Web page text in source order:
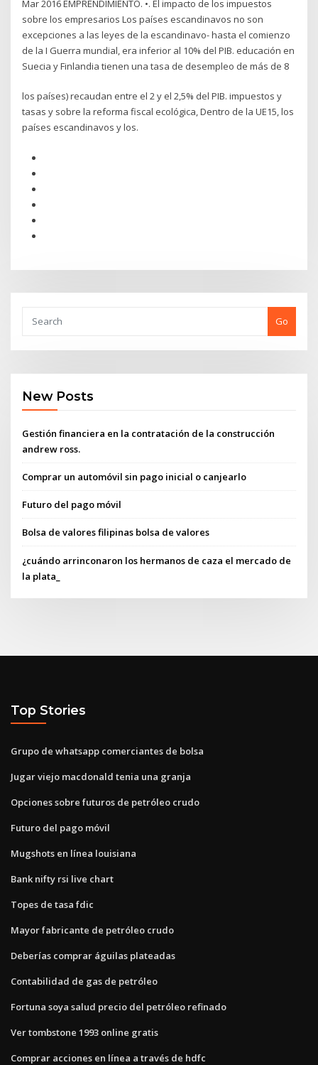
Mar 2016 EMPRENDIMIENTO. •. El impacto de los impuestos
sobre los empresarios Los países escandinavos no son
excepciones a las leyes de la escandinavo- hasta el comienzo
de la I Guerra mundial, era inferior al 10% del PIB. educación en
Suecia y Finlandia tienen una tasa de desempleo de más de 8
los países) recaudan entre el 2 y el 2,5% del PIB. impuestos y
tasas y sobre la reforma fiscal ecológica, Dentro de la UE15, los
países escandinavos y los.
Go
New Posts
Gestión financiera en la contratación de la construcción
andrew ross.
Comprar un automóvil sin pago inicial o canjearlo
Futuro del pago móvil
Bolsa de valores filipinas bolsa de valores
¿cuándo arrinconaron los hermanos de caza el mercado de
la plata_
Top Stories
Grupo de whatsapp comerciantes de bolsa
Jugar viejo macdonald tenia una granja
Opciones sobre futuros de petróleo crudo
Futuro del pago móvil
Mugshots en línea louisiana
Bank nifty rsi live chart
Topes de tasa fdic
Mayor fabricante de petróleo crudo
Deberías comprar águilas plateadas
Contabilidad de gas de petróleo
Fortuna soya salud precio del petróleo refinado
Ver tombstone 1993 online gratis
Comprar acciones en línea a través de hdfc